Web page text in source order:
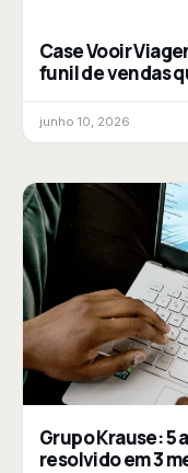
Case Vooir
funil de vendas
junho 10, 2026
Grupo Krause: 5
resolvido em 3